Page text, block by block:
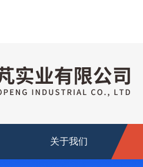
关于我们